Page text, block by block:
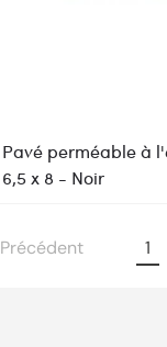
Pavé perméable à
6,5 x 8 - Noir
Précédent 1